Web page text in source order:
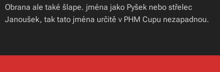
Obrana ale také šlape. jména jako Pyšek nebo střelec
Janoušek, tak tato jména určitě v PHM Cupu nezapadnou.